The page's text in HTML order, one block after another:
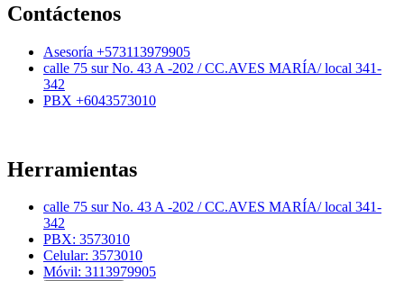
Contáctenos
Asesoría +573113979905
calle 75 sur No. 43 A -202 / CC.AVES MARÍA/ local 341-
342
PBX +6043573010
Herramientas
calle 75 sur No. 43 A -202 / CC.AVES MARÍA/ local 341-
342
PBX: 3573010
Celular: 3573010
Móvil: 3113979905